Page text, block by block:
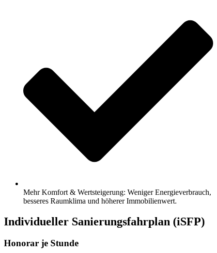
Mehr Komfort & Wertsteigerung: Weniger Energieverbrauch,
besseres Raumklima und höherer Immobilienwert.
Individueller Sanierungsfahrplan (iSFP)
Honorar je Stunde